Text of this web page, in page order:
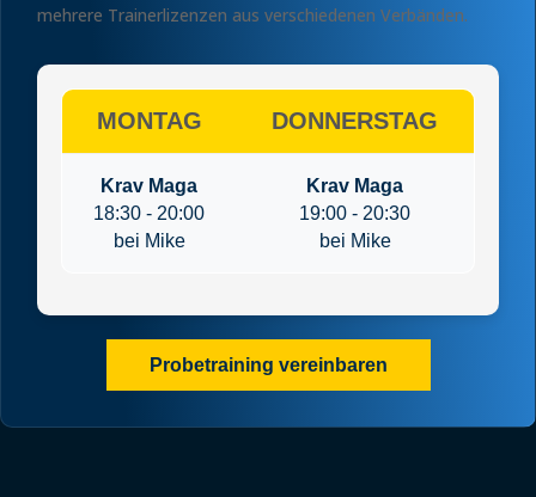
mehrere Trainerlizenzen aus verschiedenen Verbänden.
MONTAG DONNERSTAG
Krav Maga
18:30 - 20:00
bei Mike
Krav Maga
19:00 - 20:30
bei Mike
Probetraining vereinbaren